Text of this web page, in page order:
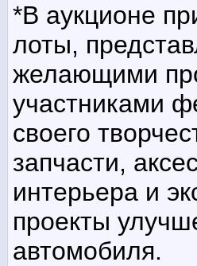
*В аукционе
лоты,
желающими
участниками
своего
запчасти,
интерьера и
проекты
автомобиля.